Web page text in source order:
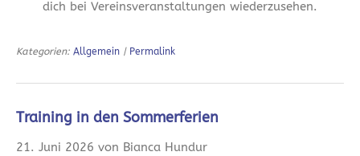
dich bei Vereinsveranstaltungen wiederzusehen.
Kategorien: Allgemein | Permalink
Training in den Sommerferien
21. Juni 2026 von Bianca Hundur